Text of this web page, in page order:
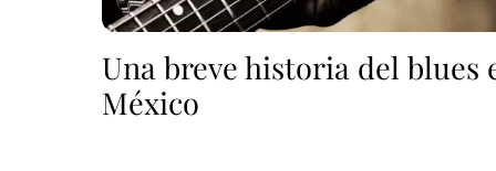
Una breve historia del blues
México